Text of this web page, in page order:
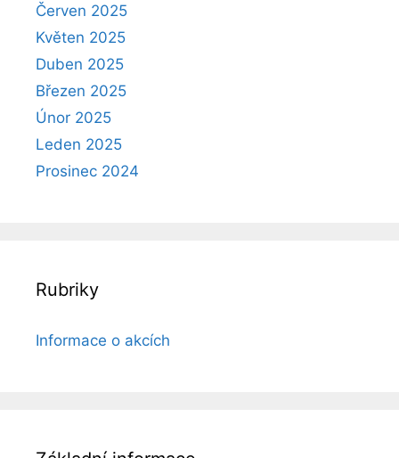
Červen 2025
Květen 2025
Duben 2025
Březen 2025
Únor 2025
Leden 2025
Prosinec 2024
Rubriky
Informace o akcích